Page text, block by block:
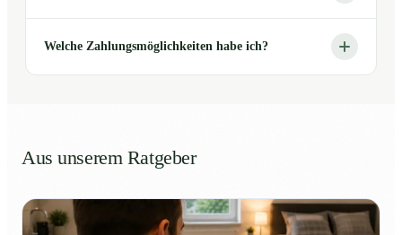
Welche Zahlungsmöglichkeiten habe ich?
Aus unserem Ratgeber